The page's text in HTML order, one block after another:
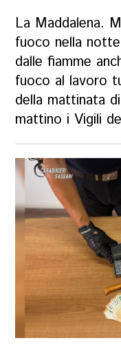
La Maddalena.
fuoco nella
dalle fiamme
fuoco al lavoro
della mattinata
mattino i Vigili